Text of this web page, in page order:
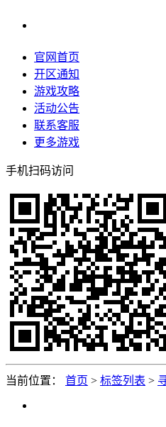
官网首页
开区通知
游戏攻略
活动公告
联系客服
更多游戏
手机扫码访问
当前位置： 首页 > 标签列表 >